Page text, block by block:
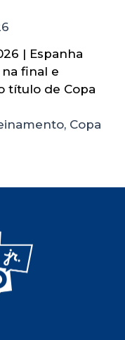
| Espanha
final e
título de Copa
Copa